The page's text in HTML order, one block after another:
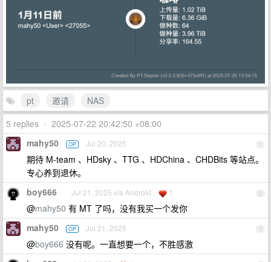
pt 邀请
NAS
5 replies • 2025-07-22 20:42:50 +08:00
1
mahy50 OP Jul 20, 2025
期待 M-team 、HDsky 、TTG 、HDChina 、CHDBits 等站点。
专心养到退休。
2
boy666 Jul 21, 2025 via Android 1
@mahy50 有 MT 了吗，没有我买一个发你
3
mahy50 OP Jul 21, 2025
@boy666 没有呢。一直想要一个，不胜感激